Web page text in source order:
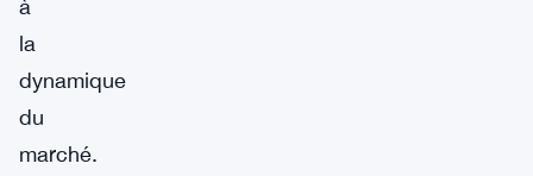
à
la
dynamique
du
marché.